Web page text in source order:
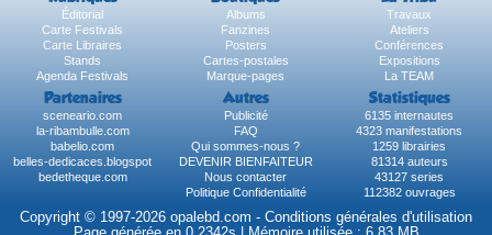
Éditorial Albums
Travaux
Carte Festivals
Fanzines
Ateliers
Carte Libraires
Posters
Conférences
Stands
Cartes-postales
Expositions
Agenda Festivals
Marque-pages La TEAM
Partenaires Autres Statistiques
sceneario.com Publicité
6135 internautes
la-ribambulle.com
FAQ
4323 manifestations
babelio.com
Qui sommes-nous ?
1259 librairies
belles-dedicaces.blogspot
DEVENIR BIENFAITEUR
81314 auteurs
bedetheque.com
Nous contacter
43127 series
Politique Confidentialité
112382 ouvrages
Copyright © 1997-2026 opalebd.com - Conditions générales d'utilisation